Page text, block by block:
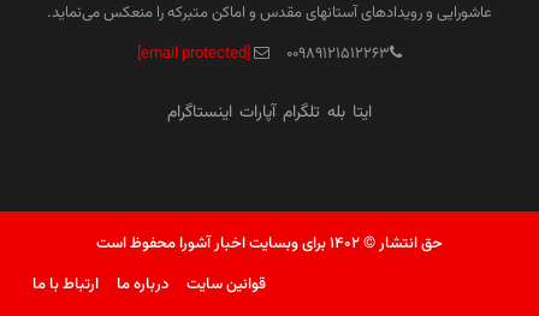
عاشورایی و رویدادهای آستانهای مقدس و اماکن متبرکه را منعکس می‌نماید.
۰۰۹۸۹۱۲۱۵۱۲۲۶۳
[email protected]
ایتا بله تلگرام آپارات اینستاگرام
حق انتشار © ۱۴۰۲ برای وبسایت اخبار آشورا محفوظ است
قوانین سایت
درباره ما ارتباط با ما